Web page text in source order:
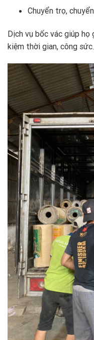
Chuyển trọ,
Dịch vụ bốc vác giúp
kiệm thời gian, công sức.